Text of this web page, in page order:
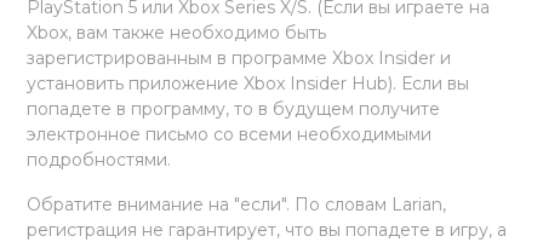
PlayStation 5 или Xbox Series X/S. (Если вы играете на
Xbox, вам также необходимо быть
зарегистрированным в программе Xbox Insider и
установить приложение Xbox Insider Hub). Если вы
попадете в программу, то в будущем получите
электронное письмо со всеми необходимыми
подробностями.
Обратите внимание на "если". По словам Larian,
регистрация не гарантирует, что вы попадете в игру, а